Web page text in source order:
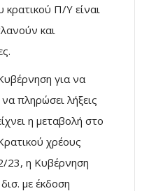
Π/Υ είναι
και
για να
πληρώσει λήξεις
η μεταβολή στο
χρέους
23, η Κυβέρνηση
με έκδοση